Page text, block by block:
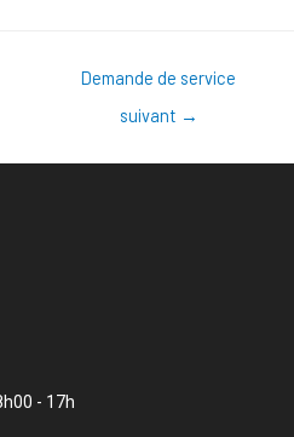
Demande de service
suivant →
- 17h